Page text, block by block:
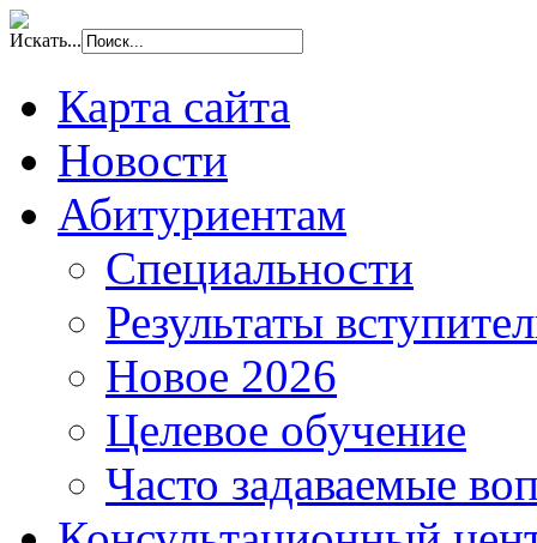
Искать...
Карта сайта
Новости
Абитуриентам
Специальности
Результаты
Новое 2026
Целевое обучение
Часто задаваемые